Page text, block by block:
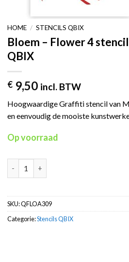
HOME / STENCILS QBIX
Bloem – Flower 4
QBIX
€ 9,50 incl. BTW
Hoogwaardige Graffiti stencil van
en eenvoudig de mooiste
Op voorraad
SKU:QFLOA309
Categorie:Stencils QBIX